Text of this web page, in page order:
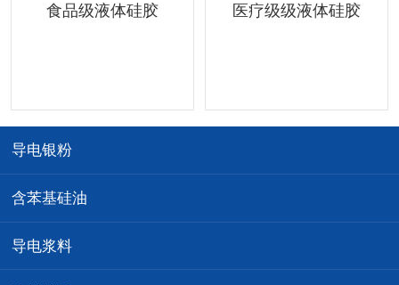
食品级液体硅胶 医疗级级液体硅胶
导电银粉
含苯基硅油
导电浆料